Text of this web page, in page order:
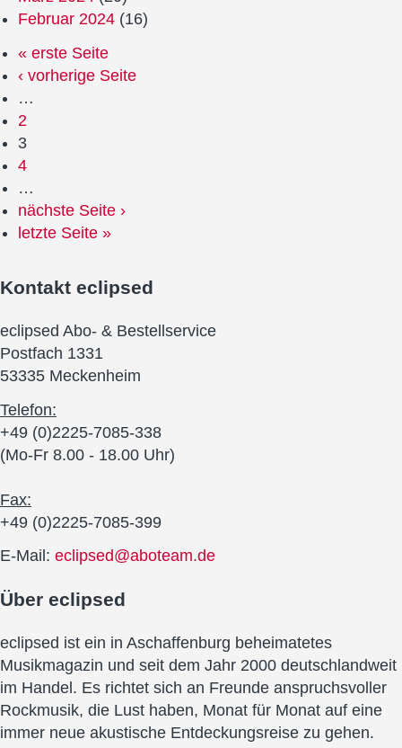
Februar 2024 (16)
« erste Seite
‹ vorherige Seite
…
2
3
4
…
nächste Seite ›
letzte Seite »
Kontakt eclipsed
eclipsed Abo- & Bestellservice
Postfach 1331
53335 Meckenheim
Telefon:
+49 (0)2225-7085-338
(Mo-Fr 8.00 - 18.00 Uhr)
Fax:
+49 (0)2225-7085-399
E-Mail: eclipsed@aboteam.de
Über eclipsed
eclipsed ist ein in Aschaffenburg beheimatetes
Musikmagazin und seit dem Jahr 2000 deutschlandweit
im Handel. Es richtet sich an Freunde anspruchsvoller
Rockmusik, die Lust haben, Monat für Monat auf eine
immer neue akustische Entdeckungsreise zu gehen.